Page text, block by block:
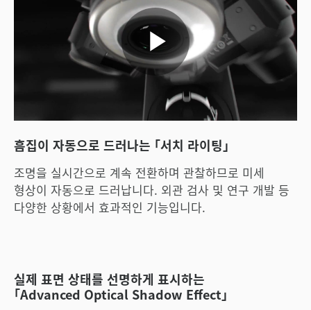
영
상
재
생
흠집이 자동으로 드러나는 ｢서치 라이팅｣
조명을 실시간으로 계속 전환하며 관찰하므로 미세
형상이 자동으로 드러납니다. 외관 검사 및 연구 개발 등
다양한 상황에서 효과적인 기능입니다.
실제 표면 상태를 선명하게 표시하는
｢Advanced Optical Shadow Effect｣